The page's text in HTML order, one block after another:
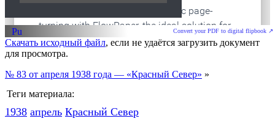
Convert your PDF to digital flipbook ↗
Скачать исходный файл, если не удаётся загрузить документ
для просмотра.
№ 83 от апреля 1938 года — «Красный Север» »
Теги материала:
1938 апрель Красный Cевер